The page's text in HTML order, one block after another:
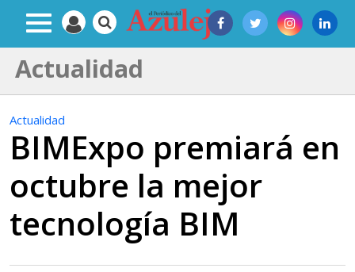
Actualidad
Actualidad
BIMExpo premiará en
octubre la mejor
tecnología BIM